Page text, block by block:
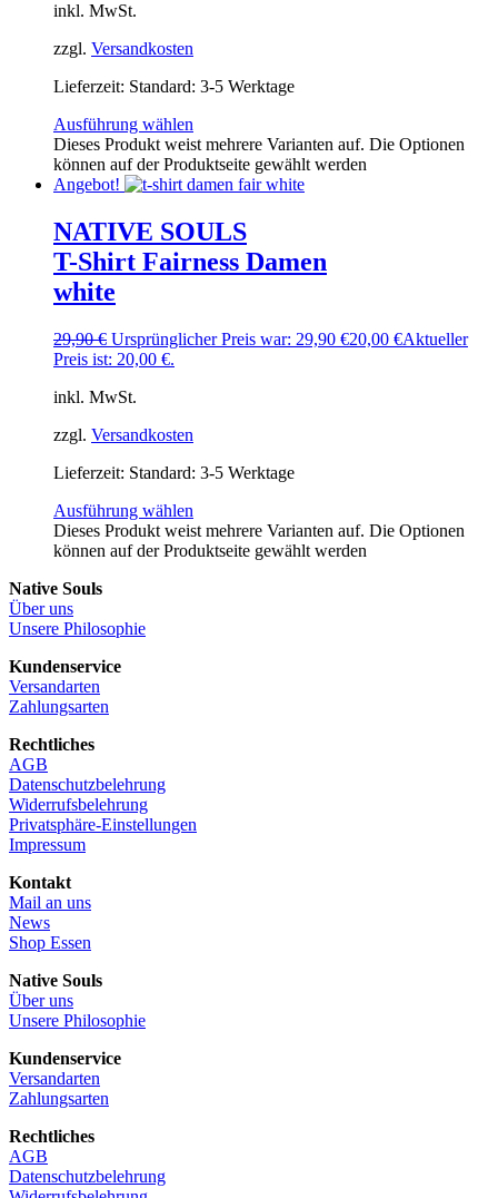
inkl. MwSt.
zzgl. Versandkosten
Lieferzeit: Standard: 3-5 Werktage
Ausführung wählen
Dieses Produkt weist mehrere Varianten auf. Die Optionen
können auf der Produktseite gewählt werden
Angebot!
NATIVE SOULS
T-Shirt Fairness Damen
white
29,90€ Ursprünglicher Preis war: 29,90 €20,00 €Aktueller
Preis ist: 20,00 €.
inkl. MwSt.
zzgl. Versandkosten
Lieferzeit: Standard: 3-5 Werktage
Ausführung wählen
Dieses Produkt weist mehrere Varianten auf. Die Optionen
können auf der Produktseite gewählt werden
Native Souls
Über uns
Unsere Philosophie
Kundenservice
Versandarten
Zahlungsarten
Rechtliches
AGB
Datenschutzbelehrung
Widerrufsbelehrung
Privatsphäre-Einstellungen
Impressum
Kontakt
Mail an uns
News
Shop Essen
Native Souls
Über uns
Unsere Philosophie
Kundenservice
Versandarten
Zahlungsarten
Rechtliches
AGB
Datenschutzbelehrung